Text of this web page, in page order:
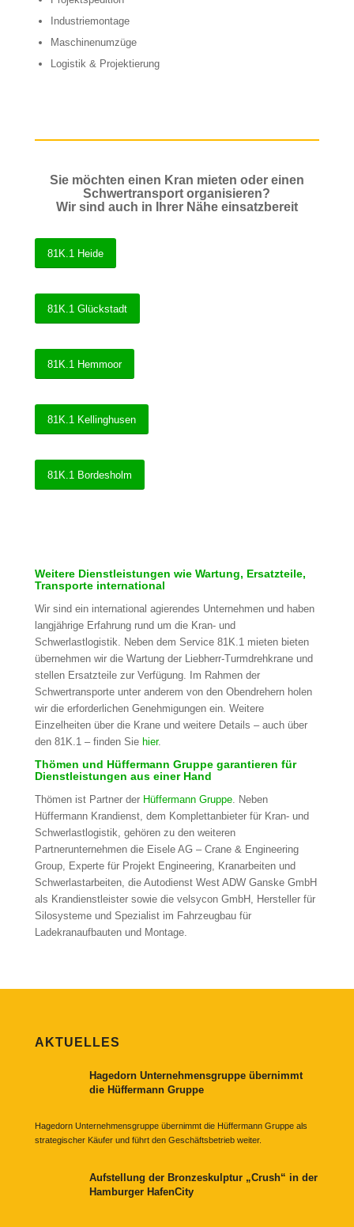
Industriemontage
Maschinenumzüge
Logistik & Projektierung
Sie möchten einen Kran mieten oder einen
Schwertransport organisieren?
Wir sind auch in Ihrer Nähe einsatzbereit
81K.1 Heide
81K.1 Glückstadt
81K.1 Hemmoor
81K.1 Kellinghusen
81K.1 Bordesholm
Weitere Dienstleistungen wie Wartung, Ersatzteile,
Transporte international
Wir sind ein international agierendes Unternehmen und haben
langjährige Erfahrung rund um die Kran- und
Schwerlastlogistik. Neben dem Service 81K.1 mieten bieten
übernehmen wir die Wartung der Liebherr-Turmdrehkrane und
stellen Ersatzteile zur Verfügung. Im Rahmen der
Schwertransporte unter anderem von den Obendrehern holen
wir die erforderlichen Genehmigungen ein. Weitere
Einzelheiten über die Krane und weitere Details – auch über
den 81K.1 – finden Sie hier.
Thömen und Hüffermann Gruppe garantieren für
Dienstleistungen aus einer Hand
Thömen ist Partner der Hüffermann Gruppe. Neben
Hüffermann Krandienst, dem Komplettanbieter für Kran- und
Schwerlastlogistik, gehören zu den weiteren
Partnerunternehmen die Eisele AG – Crane & Engineering
Group, Experte für Projekt Engineering, Kranarbeiten und
Schwerlastarbeiten, die Autodienst West ADW Ganske GmbH
als Krandienstleister sowie die velsycon GmbH, Hersteller für
Silosysteme und Spezialist im Fahrzeugbau für
Ladekranaufbauten und Montage.
AKTUELLES
Hagedorn Unternehmensgruppe übernimmt
die Hüffermann Gruppe
Hagedorn Unternehmensgruppe übernimmt die Hüffermann Gruppe als
strategischer Käufer und führt den Geschäftsbetrieb weiter.
Aufstellung der Bronzeskulptur „Crush“ in der
Hamburger HafenCity